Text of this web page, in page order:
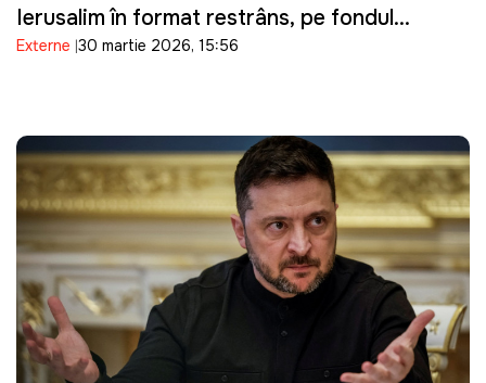
Ierusalim în format restrâns, pe fondul
tensiunilor de securitate
Externe 30 martie 2026, 15:56